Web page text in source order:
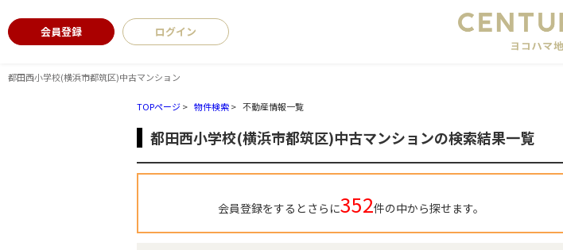
都田西小学校(横浜市都筑区)中古マンション
会員登録 ログイン
TOPページ> 物件検索> 不動産情報一覧
都田西小学校(横浜市都筑区)中古マンションの検索結果一覧
会員登録をするとさらに352件の中から探せます。